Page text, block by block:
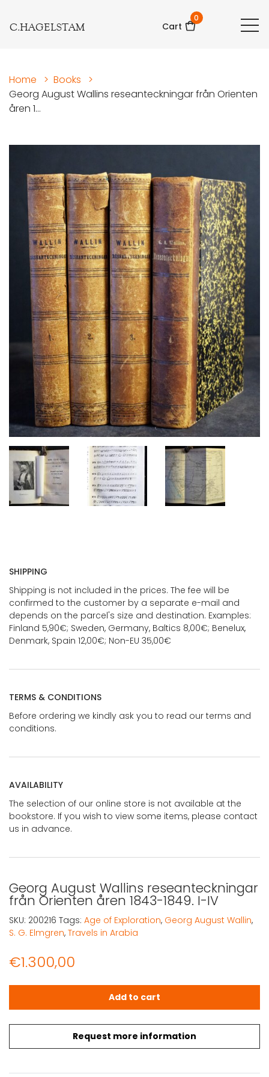
C.HAGELSTAM Cart
0
Home > Books
>
Georg August Wallins reseanteckningar från Orienten
åren 1...
SHIPPING
Shipping is not included in the prices. The fee will be
confirmed to the customer by a separate e-mail and
depends on the parcel's size and destination. Examples:
Finland 5,90€; Sweden, Germany, Baltics 8,00€; Benelux,
Denmark, Spain 12,00€; Non-EU 35,00€
TERMS & CONDITIONS
Before ordering we kindly ask you to read our terms and
conditions.
AVAILABILITY
The selection of our online store is not available at the
bookstore. If you wish to view some items, please contact
us in advance.
Georg August Wallins reseanteckningar
från Orienten åren 1843-1849. I-IV
€1.300,00
Request more information
Georg August Wallins reseanteckningar från Orienten
Add to cart
SKU: 200216 Tags: Age of Exploration, Georg August Wallin,
S. G. Elmgren, Travels in Arabia